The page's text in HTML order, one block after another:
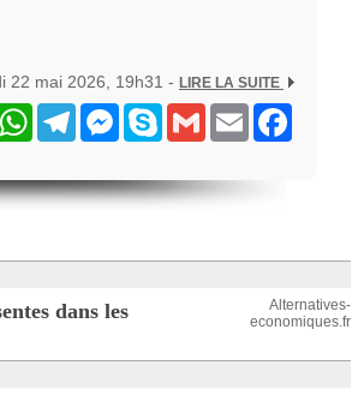
22 mai 2026, 19h31 - LIRE LA SUITE
WhatsAppTelegramMessenger
Skype Gmail Email
dans les
Alternatives-
economiques.fr